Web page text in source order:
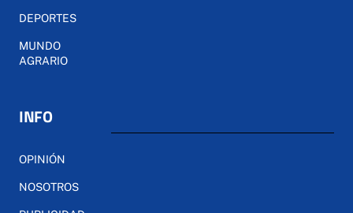
DEPORTES
MUNDO
AGRARIO
INFO
OPINIÓN
NOSOTROS